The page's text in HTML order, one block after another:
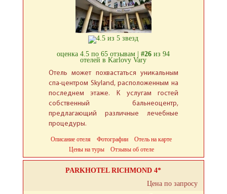
оценка 4.5 по 65 отзывам |#26 из 94
отелей в Karlovy Vary
Отель может похвастаться уникальным
спа-центром Skyland, расположенным на
последнем этаже. К услугам гостей
собственный бальнеоцентр,
предлагающий различные лечебные
процедуры.
Описание отеля Фотографии
Отель на карте
Цены на туры
Отзывы об отеле
PARKHOTEL RICHMOND 4*
Цена по запросу